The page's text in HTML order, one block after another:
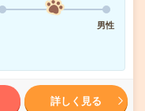
男性
詳しく見る